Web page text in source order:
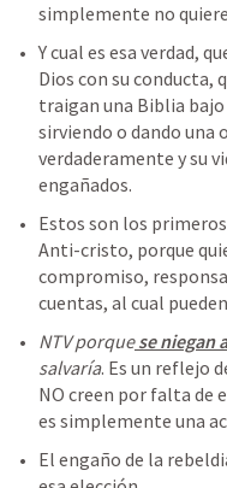
simplemente no
Y cual es esa verdad,
Dios con su conducta,
traigan una Biblia
sirviendo o dando una
verdaderamente y su
engañados.
Estos son los
Anti-cristo, porque
compromiso,
cuentas, al cual
NTV porque se niegan
salvaría. Es un reflejo
NO creen por falta de
es simplemente una
El engaño de la